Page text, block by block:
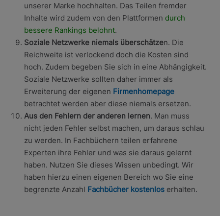
unserer Marke hochhalten. Das Teilen fremder
Inhalte wird zudem von den Plattformen durch
bessere Rankings belohnt.
Soziale Netzwerke niemals überschätzen. Die
Reichweite ist verlockend doch die Kosten sind
hoch. Zudem begeben Sie sich in eine Abhängigkeit.
Soziale Netzwerke sollten daher immer als
Erweiterung der eigenen Firmenhomepage
betrachtet werden aber diese niemals ersetzen.
Aus den Fehlern der anderen lernen. Man muss
nicht jeden Fehler selbst machen, um daraus schlau
zu werden. In Fachbüchern teilen erfahrene
Experten ihre Fehler und was sie daraus gelernt
haben. Nutzen Sie dieses Wissen unbedingt. Wir
haben hierzu einen eigenen Bereich wo Sie eine
begrenzte Anzahl Fachbücher kostenloserhalten.